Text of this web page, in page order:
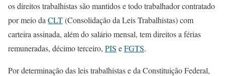
os direitos trabalhistas são mantidos e todo trabalhador contratado
por meio da CLT(Consolidação da Leis Trabalhistas) com
carteira assinada, além do salário mensal, tem direitos a férias
remuneradas, décimo terceiro, PIS eFGTS.
Por determinação das leis trabalhistas e da Constituição Federal,